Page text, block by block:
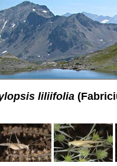
liliifolia